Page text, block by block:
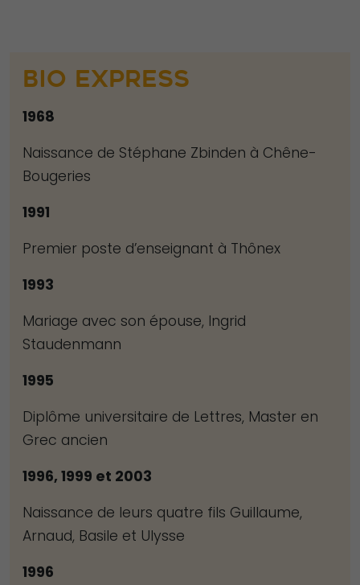
BIO EXPRESS
1968
Naissance de Stéphane Zbinden à Chêne-
Bougeries
1991
Premier poste d’enseignant à Thônex
1993
Mariage avec son épouse, Ingrid
Staudenmann
1995
Diplôme universitaire de Lettres, Master en
Grec ancien
1996, 1999 et 2003
Naissance de leurs quatre fils Guillaume,
Arnaud, Basile et Ulysse
1996
et la structure
dont le site
aussi bien que
ces cookies,